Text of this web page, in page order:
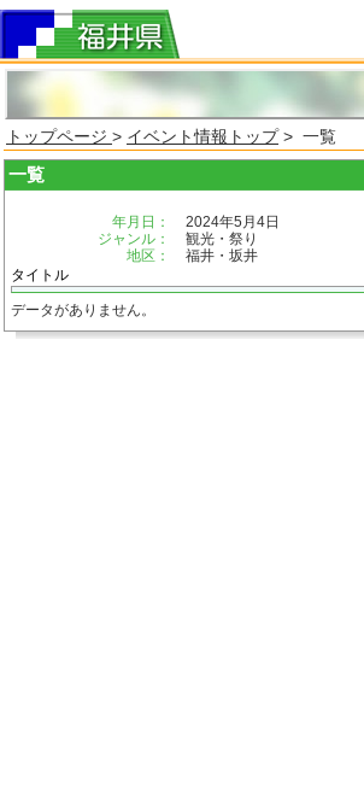
トップページ > イベント情報トップ> 一覧
一覧
年月日：
2024年5月4日
ジャンル：
観光・祭り
地区：
福井・坂井
タイトル
データがありません。